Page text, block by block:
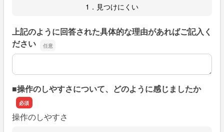
1．見つけにくい
上記のように回答された具体的な理由があればご記入く
ださい
上記のように回答された具体的な理由があればご記入くだ
■操作のしやすさについて、どのように感じましたか
操作のしやすさ